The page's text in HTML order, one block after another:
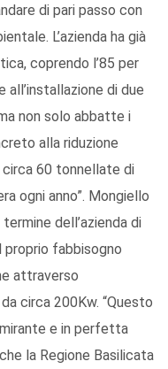
di pari passo con
L’azienda ha già
coprendo l’85 per
di due
non solo abbatte i
alla riduzione
circa 60 tonnellate di
ogni anno”. Mongiello
dell’azienda di
fabbisogno
attraverso
circa 200Kw. “Questo
e in perfetta
la Regione Basilicata